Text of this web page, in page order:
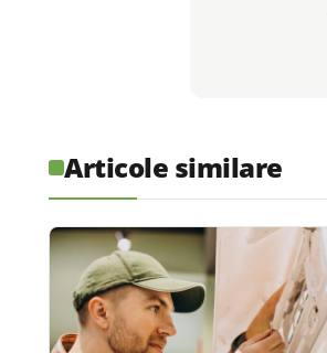
Articole similare